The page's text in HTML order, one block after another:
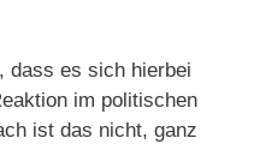
dass es sich hierbei
im politischen
ist das nicht, ganz